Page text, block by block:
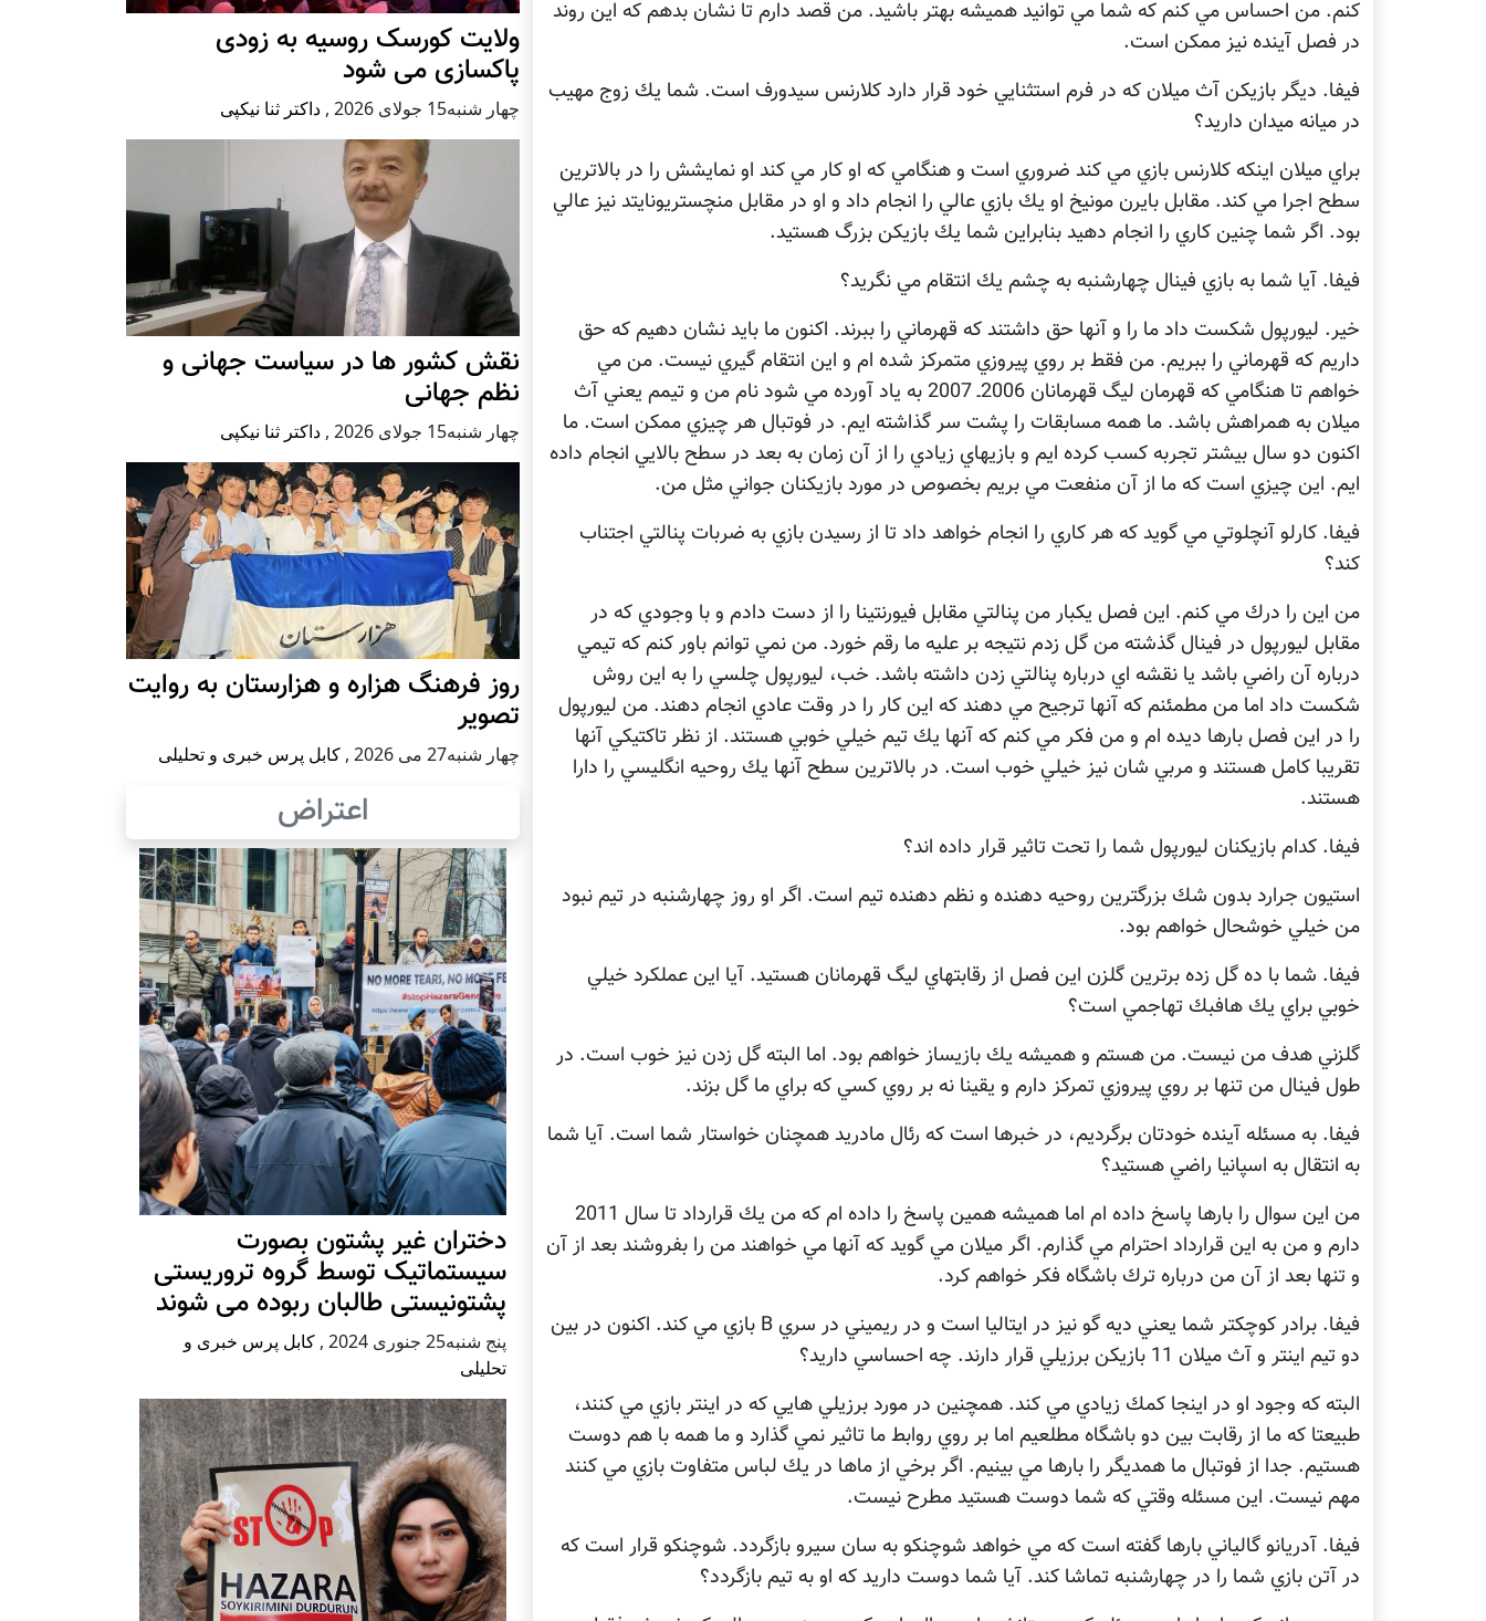
كنم. من احساس مي كنم كه شما مي توانيد هميشه بهتر باشيد. من قصد دارم تا نشان بدهم كه اين روند
در فصل آينده نيز ممكن است.
فيفا. ديگر بازيكن آث ميلان كه در فرم استثنايي خود قرار دارد كلارنس سيدورف است. شما يك زوج مهيب
در ميانه ميدان داريد؟
براي ميلان اينكه كلارنس بازي مي كند ضروري است و هنگامي كه او كار مي كند او نمايشش را در بالاترين
سطح اجرا مي كند. مقابل بايرن مونيخ او يك بازي عالي را انجام داد و او در مقابل منچستريونايتد نيز عالي
بود. اگر شما چنين كاري را انجام دهيد بنابراين شما يك بازيكن بزرگ هستيد.
فيفا. آيا شما به بازي فينال چهارشنبه به چشم يك انتقام مي نگريد؟
خير. ليورپول شكست داد ما را و آنها حق داشتند كه قهرماني را ببرند. اكنون ما بايد نشان دهيم كه حق
داريم كه قهرماني را ببريم. من فقط بر روي پيروزي متمركز شده ام و اين انتقام گيري نيست. من مي
خواهم تا هنگامي كه قهرمان ليگ قهرمانان 2006ـ 2007 به ياد آورده مي شود نام من و تيمم يعني آث
ميلان به همراهش باشد. ما همه مسابقات را پشت سر گذاشته ايم. در فوتبال هر چيزي ممكن است. ما
اكنون دو سال بيشتر تجربه كسب كرده ايم و بازيهاي زيادي را از آن زمان به بعد در سطح بالايي انجام داده
ايم. اين چيزي است كه ما از آن منفعت مي بريم بخصوص در مورد بازيكنان جواني مثل من.
فيفا. كارلو آنچلوتي مي گويد كه هر كاري را انجام خواهد داد تا از رسيدن بازي به ضربات پنالتي اجتناب
كند؟
من اين را درك مي كنم. اين فصل يكبار من پنالتي مقابل فيورنتينا را از دست دادم و با وجودي كه در
مقابل ليورپول در فينال گذشته من گل زدم نتيجه بر عليه ما رقم خورد. من نمي توانم باور كنم كه تيمي
درباره آن راضي باشد يا نقشه اي درباره پنالتي زدن داشته باشد. خب، ليورپول چلسي را به اين روش
شكست داد اما من مطمئنم كه آنها ترجيح مي دهند كه اين كار را در وقت عادي انجام دهند. من ليورپول
را در اين فصل بارها ديده ام و من فكر مي كنم كه آنها يك تيم خيلي خوبي هستند. از نظر تاكتيكي آنها
تقريبا كامل هستند و مربي شان نيز خيلي خوب است. در بالاترين سطح آنها يك روحيه انگليسي را دارا
هستند.
فيفا. كدام بازيكنان ليورپول شما را تحت تاثير قرار داده اند؟
استيون جرارد بدون شك بزرگترين روحيه دهنده و نظم دهنده تيم است. اگر او روز چهارشنبه در تيم نبود
من خيلي خوشحال خواهم بود.
فيفا. شما با ده گل زده برترين گلزن اين فصل از رقابتهاي ليگ قهرمانان هستيد. آيا اين عملكرد خيلي
خوبي براي يك هافبك تهاجمي است؟
گلزني هدف من نيست. من هستم و هميشه يك بازيساز خواهم بود. اما البته گل زدن نيز خوب است. در
طول فينال من تنها بر روي پيروزي تمركز دارم و يقينا نه بر روي كسي كه براي ما گل بزند.
فيفا. به مسئله آينده خودتان برگرديم، در خبرها است كه رئال مادريد همچنان خواستار شما است. آيا شما
به انتقال به اسپانيا راضي هستيد؟
من اين سوال را بارها پاسخ داده ام اما هميشه همين پاسخ را داده ام كه من يك قرارداد تا سال 2011
دارم و من به اين قرارداد احترام مي گذارم. اگر ميلان مي گويد كه آنها مي خواهند من را بفروشند بعد از آن
و تنها بعد از آن من درباره ترك باشگاه فكر خواهم كرد.
فيفا. برادر كوچكتر شما يعني ديه گو نيز در ايتاليا است و در ريميني در سري B بازي مي كند. اكنون در بين
دو تيم اينتر و آث ميلان 11 بازيكن برزيلي قرار دارند. چه احساسي داريد؟
البته كه وجود او در اينجا كمك زيادي مي كند. همچنين در مورد برزيلي هايي كه در اينتر بازي مي كنند،
طبيعتا كه ما از رقابت بين دو باشگاه مطلعيم اما بر روي روابط ما تاثير نمي گذارد و ما همه با هم دوست
هستيم. جدا از فوتبال ما همديگر را بارها مي بينيم. اگر برخي از ماها در يك لباس متفاوت بازي مي كنند
مهم نيست. اين مسئله وقتي كه شما دوست هستيد مطرح نيست.
فيفا. آدريانو گالياني بارها گفته است كه مي خواهد شوچنكو به سان سيرو بازگردد. شوچنكو قرار است كه
در آتن بازي شما را در چهارشنبه تماشا كند. آيا شما دوست داريد كه او به تيم بازگردد؟
ولایت کورسک روسیه به زودی
پاکسازی می شود
چهار شنبه15 جولای 2026 , داکتر ثنا نیکپی
نقش کشور ها در سیاست جهانی و
نظم جهانی
چهار شنبه15 جولای 2026 , داکتر ثنا نیکپی
روز فرهنگ هزاره و هزارستان به روایت
تصویر
چهار شنبه27 می 2026 , کابل پرس خبری و تحلیلی
اعتراض
دختران غیر پشتون بصورت
سیستماتیک توسط گروه تروریستی
پشتونیستی طالبان ربوده می شوند
پنج شنبه25 جنوری 2024 , کابل پرس خبری و
تحلیلی